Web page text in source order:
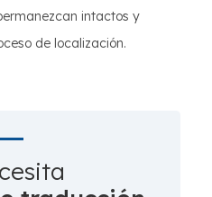
intactos y
de localización.